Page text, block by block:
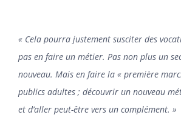
« Cela pourra justement susciter des
pas en faire un métier. Pas non plus un
nouveau. Mais en faire la « première
publics adultes ; découvrir un nouveau
et d’aller peut-être vers un complément. »